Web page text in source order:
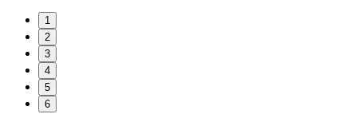
1
2
3
4
5
6